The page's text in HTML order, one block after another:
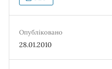
Опубліковано
28.01.2010